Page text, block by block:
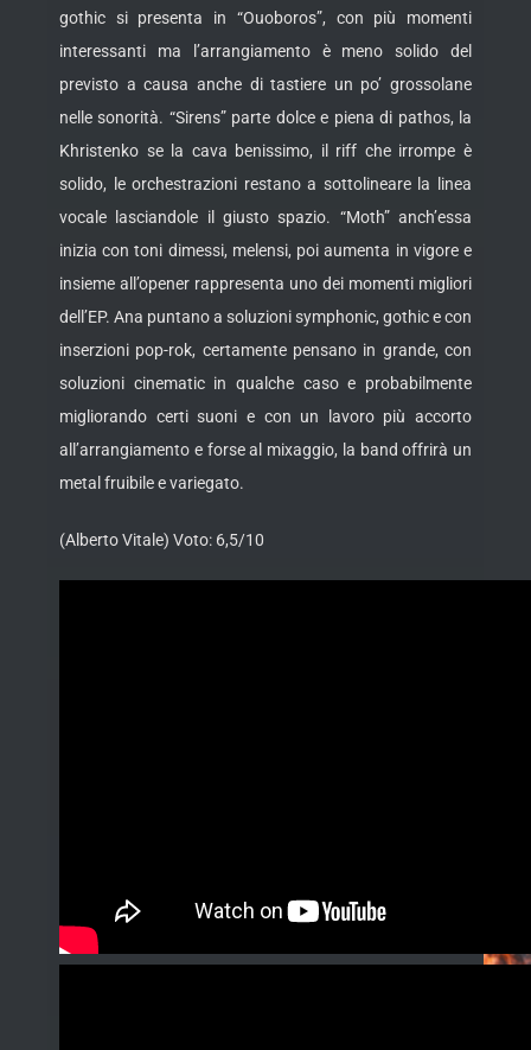
gothic si presenta in “Ouoboros”, con più momenti
interessanti ma l’arrangiamento è meno solido del
previsto a causa anche di tastiere un po’ grossolane
nelle sonorità. “Sirens” parte dolce e piena di pathos, la
Khristenko se la cava benissimo, il riff che irrompe è
solido, le orchestrazioni restano a sottolineare la linea
vocale lasciandole il giusto spazio. “Moth” anch’essa
inizia con toni dimessi, melensi, poi aumenta in vigore e
insieme all’opener rappresenta uno dei momenti migliori
dell’EP. Ana puntano a soluzioni symphonic, gothic e con
inserzioni pop-rok, certamente pensano in grande, con
soluzioni cinematic in qualche caso e probabilmente
migliorando certi suoni e con un lavoro più accorto
all’arrangiamento e forse al mixaggio, la band offrirà un
metal fruibile e variegato.
(Alberto Vitale) Voto: 6,5/10